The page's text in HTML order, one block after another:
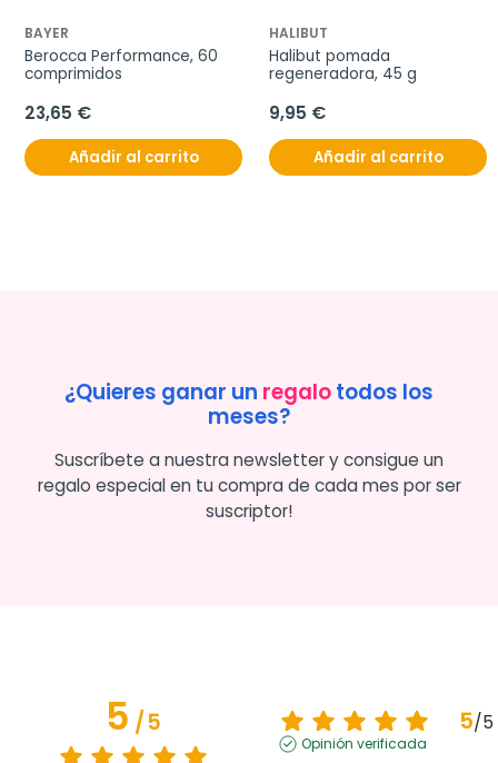
BAYER
Berocca Performance, 60
comprimidos
23,65 €
Añadir al carrito
HALIBUT
Halibut pomada
regeneradora, 45 g
9,95 €
Añadir al carrito
¿Quieres ganar un regalotodos los
meses?
Suscríbete a nuestra newsletter y consigue un
regalo especial en tu compra de cada mes por ser
suscriptor!
5/5 5/5
Opinión verificada